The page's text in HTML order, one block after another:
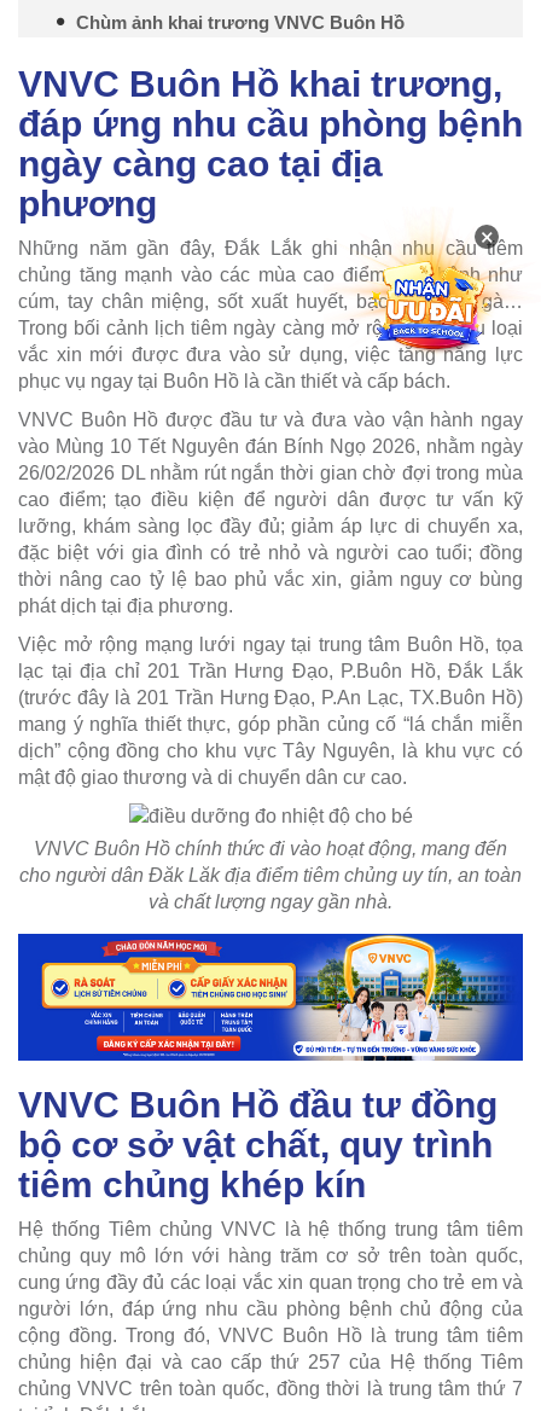
Chùm ảnh khai trương VNVC Buôn Hồ
VNVC Buôn Hồ khai trương,
đáp ứng nhu cầu phòng bệnh
ngày càng cao tại địa
phương
Những năm gần đây, Đắk Lắk ghi nhận nhu cầu tiêm
chủng tăng mạnh vào các mùa cao điểm dịch bệnh như
cúm, tay chân miệng, sốt xuất huyết, bạch hầu, ho gà…
Trong bối cảnh lịch tiêm ngày càng mở rộng và nhiều loại
vắc xin mới được đưa vào sử dụng, việc tăng năng lực
phục vụ ngay tại Buôn Hồ là cần thiết và cấp bách.
VNVC Buôn Hồ được đầu tư và đưa vào vận hành ngay
vào Mùng 10 Tết Nguyên đán Bính Ngọ 2026, nhằm ngày
26/02/2026 DL nhằm rút ngắn thời gian chờ đợi trong mùa
cao điểm; tạo điều kiện để người dân được tư vấn kỹ
lưỡng, khám sàng lọc đầy đủ; giảm áp lực di chuyển xa,
đặc biệt với gia đình có trẻ nhỏ và người cao tuổi; đồng
thời nâng cao tỷ lệ bao phủ vắc xin, giảm nguy cơ bùng
phát dịch tại địa phương.
Việc mở rộng mạng lưới ngay tại trung tâm Buôn Hồ, tọa
lạc tại địa chỉ 201 Trần Hưng Đạo, P.Buôn Hồ, Đắk Lắk
(trước đây là 201 Trần Hưng Đạo, P.An Lạc, TX.Buôn Hồ)
mang ý nghĩa thiết thực, góp phần củng cố “lá chắn miễn
dịch” cộng đồng cho khu vực Tây Nguyên, là khu vực có
mật độ giao thương và di chuyển dân cư cao.
VNVC Buôn Hồ chính thức đi vào hoạt động, mang đến
cho người dân Đăk Lăk địa điểm tiêm chủng uy tín, an toàn
và chất lượng ngay gần nhà.
VNVC Buôn Hồ đầu tư đồng
bộ cơ sở vật chất, quy trình
tiêm chủng khép kín
Hệ thống Tiêm chủng VNVC là hệ thống trung tâm tiêm
chủng quy mô lớn với hàng trăm cơ sở trên toàn quốc,
cung ứng đầy đủ các loại vắc xin quan trọng cho trẻ em và
người lớn, đáp ứng nhu cầu phòng bệnh chủ động của
cộng đồng. Trong đó, VNVC Buôn Hồ là trung tâm tiêm
chủng hiện đại và cao cấp thứ 257 của Hệ thống Tiêm
chủng VNVC trên toàn quốc, đồng thời là trung tâm thứ 7
×